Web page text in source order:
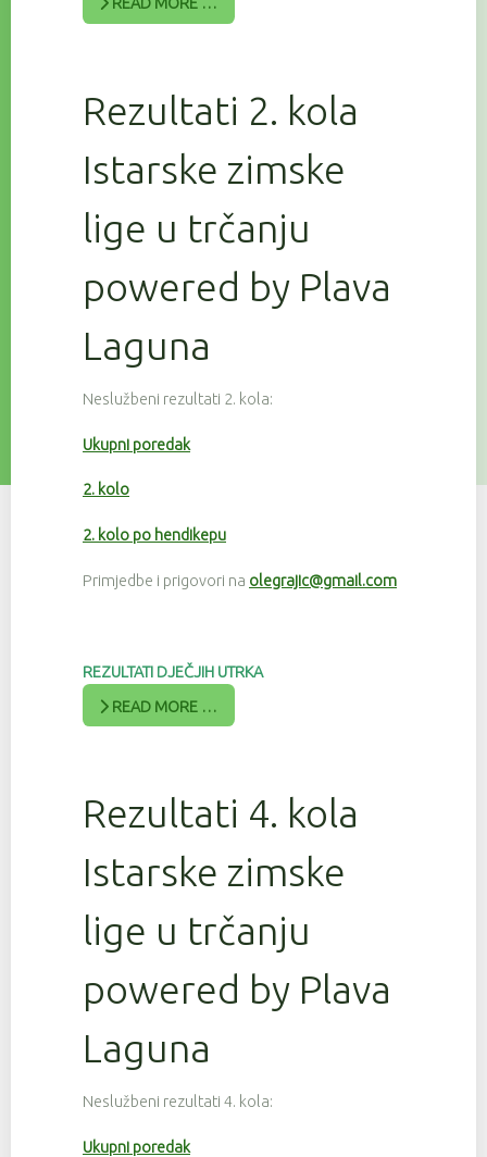
READ MORE …
Rezultati 2. kola
Istarske zimske
lige u trčanju
powered by Plava
Laguna
Neslužbeni rezultati 2. kola:
Ukupni poredak
2. kolo
2. kolo po hendikepu
Primjedbe i prigovori na olegrajic@gmail.com
REZULTATI DJEČJIH UTRKA
READ MORE …
Rezultati 4. kola
Istarske zimske
lige u trčanju
powered by Plava
Laguna
Neslužbeni rezultati 4. kola:
Ukupni poredak